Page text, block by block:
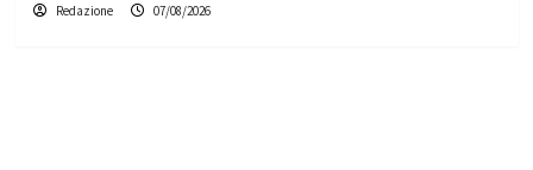
Redazione 07/08/2026